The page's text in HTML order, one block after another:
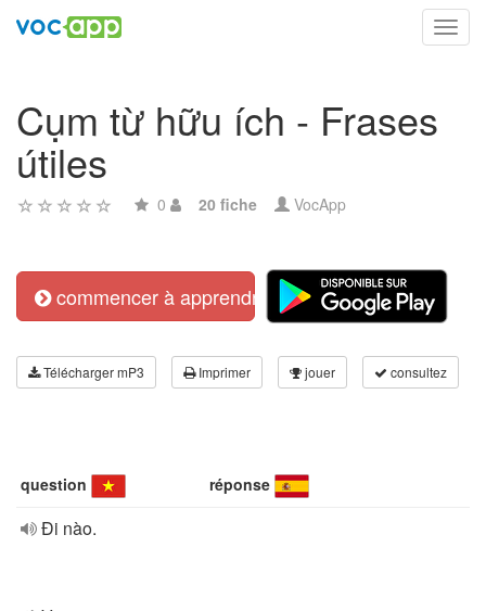
Cụm từ hữu ích - Frases
útiles
0 20 fiche VocApp
commencer à apprendre
Télécharger mP3 Imprimer jouer consultez
question réponse
Đi nào.